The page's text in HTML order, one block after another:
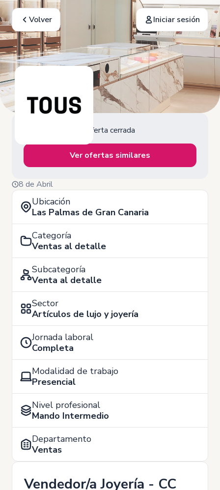
Volver Iniciar sesión
Oferta cerrada
Ver ofertas similares
8 de Abril
Ubicación
Las Palmas de Gran Canaria
Categoría
Ventas al detalle
Subcategoría
Venta al detalle
Sector
Artículos de lujo y joyería
Jornada laboral
Completa
Modalidad de trabajo
Presencial
Nivel profesional
Mando Intermedio
Departamento
Ventas
Vendedor/a Joyería - CC